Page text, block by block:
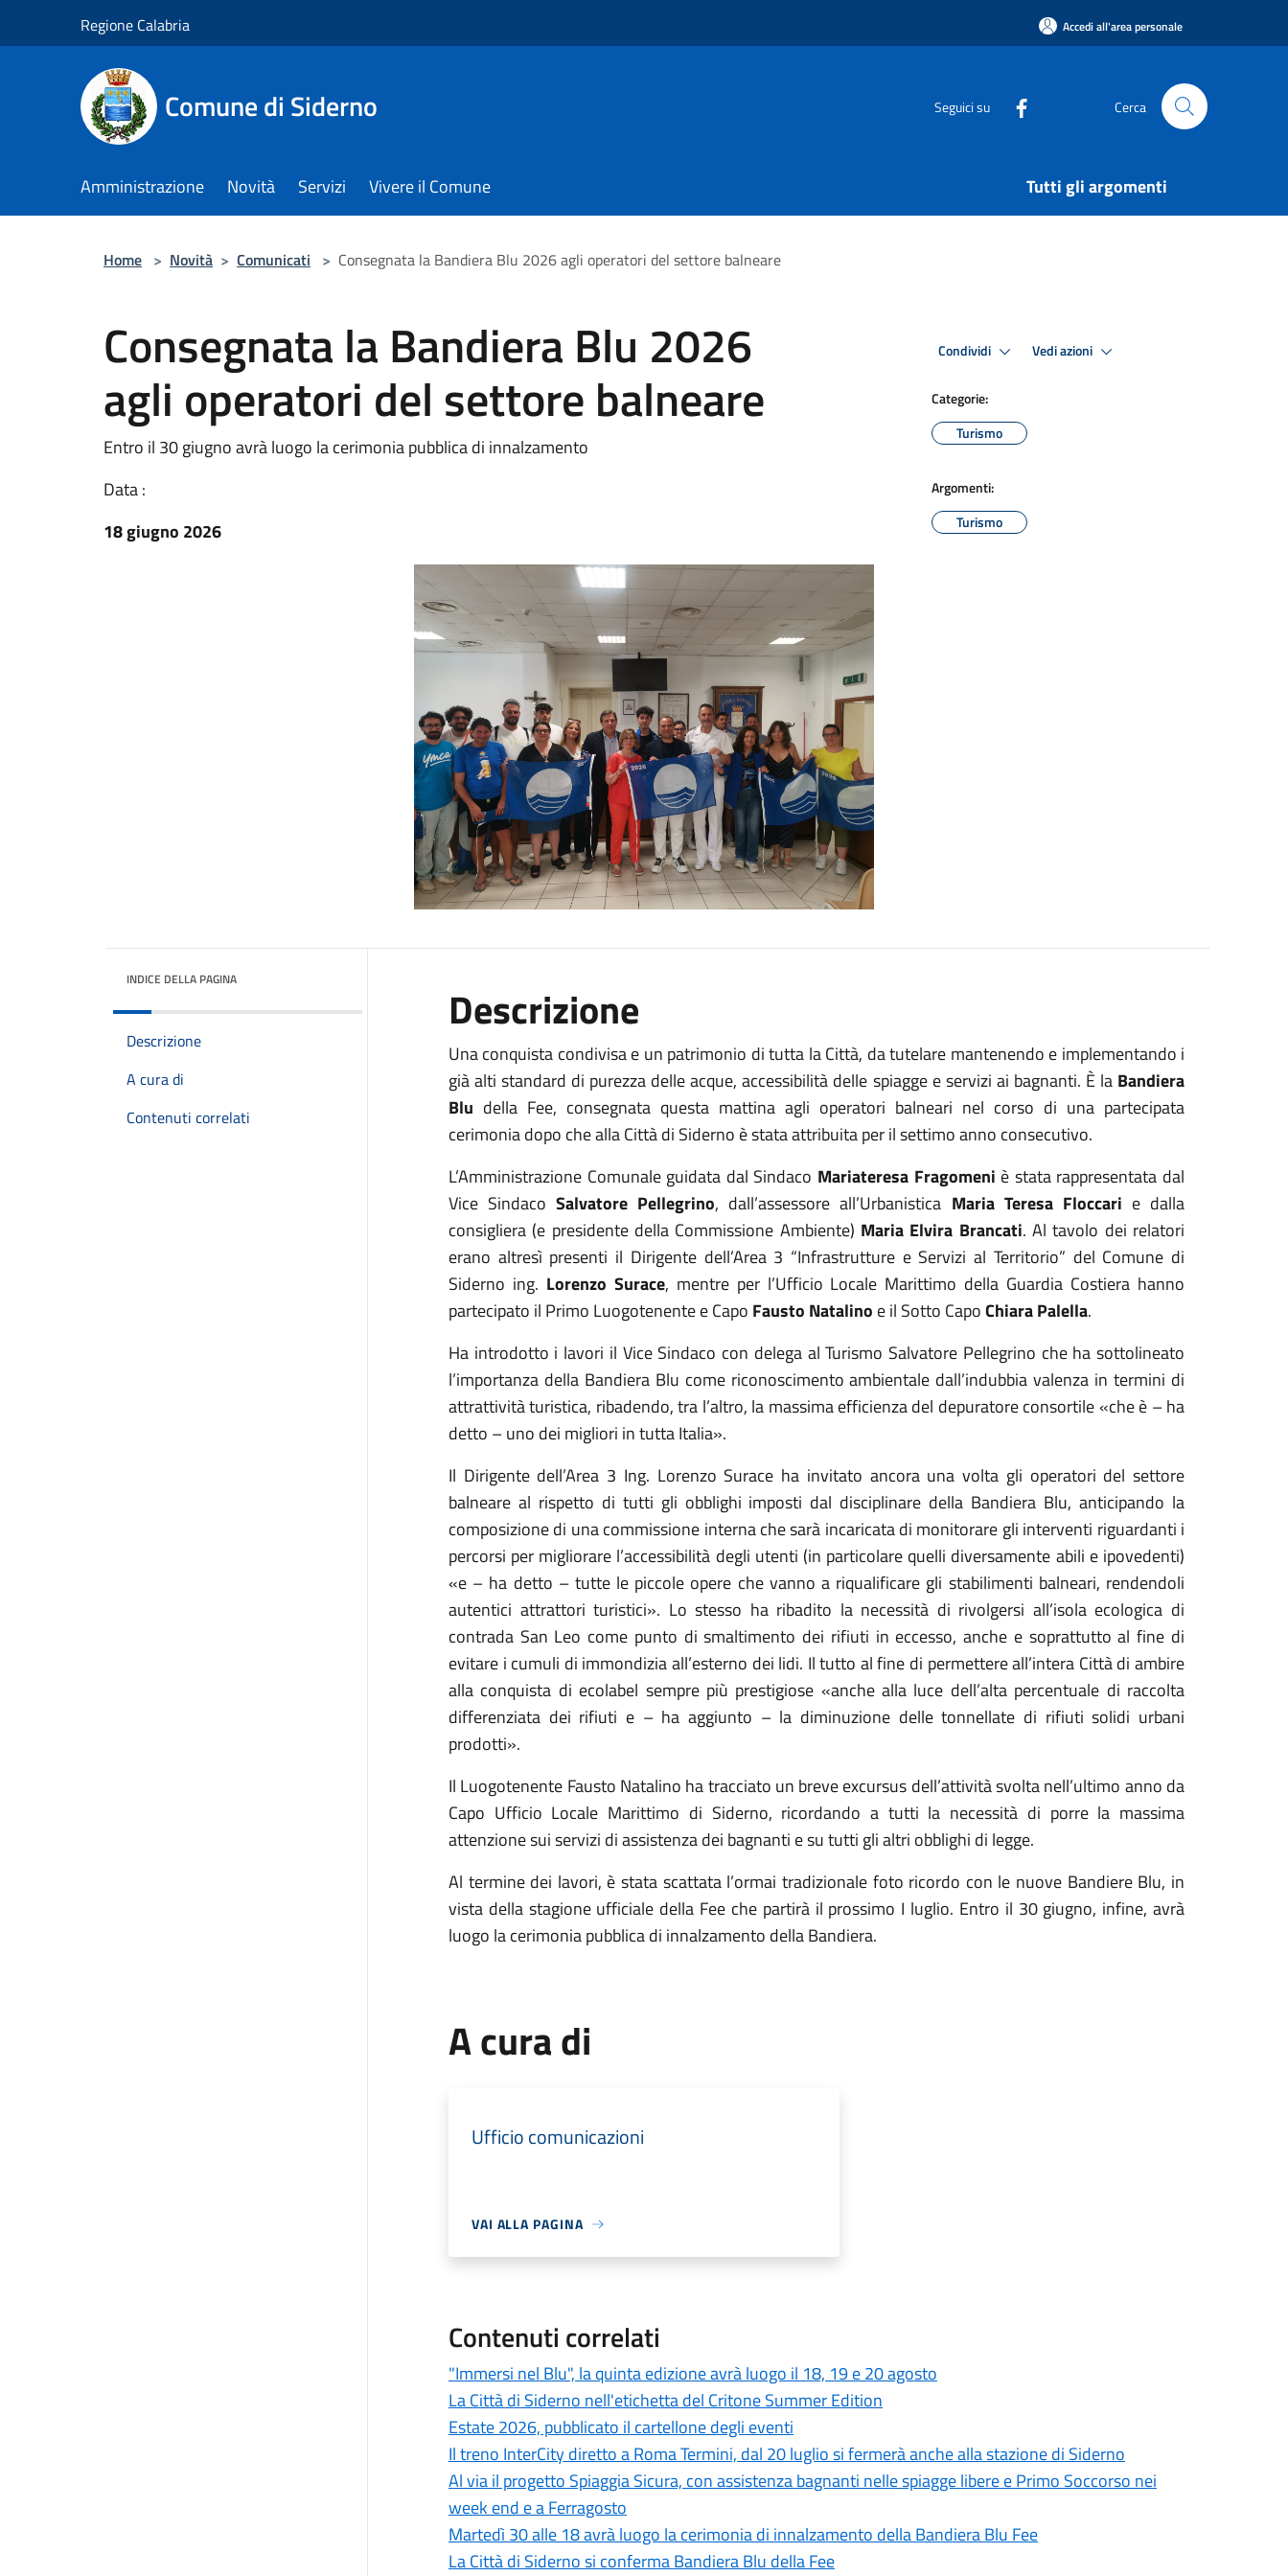
Regione Calabria Accedi all'area personale
Comune di Siderno Seguici su Cerca
Amministrazione Novità Servizi Vivere il Comune Tutti gli argomenti
Home > Novità > Comunicati > Consegnata la Bandiera Blu 2026 agli operatori del settore balneare
Consegnata la Bandiera Blu 2026
agli operatori del settore balneare
Entro il 30 giugno avrà luogo la cerimonia pubblica di innalzamento
Data :
18 giugno 2026
Condividi Vedi azioni
Categorie:
Turismo
Argomenti:
Turismo
INDICE DELLA PAGINA
Descrizione
A cura di
Contenuti correlati
Descrizione
Una conquista condivisa e un patrimonio di tutta la Città, da tutelare mantenendo e implementando i
già alti standard di purezza delle acque, accessibilità delle spiagge e servizi ai bagnanti. È la Bandiera
Blu della Fee, consegnata questa mattina agli operatori balneari nel corso di una partecipata
cerimonia dopo che alla Città di Siderno è stata attribuita per il settimo anno consecutivo.
L’Amministrazione Comunale guidata dal Sindaco Mariateresa Fragomeni è stata rappresentata dal
Vice SindacoSalvatore Pellegrino, dall’assessore all’Urbanistica Maria Teresa Floccari e dalla
consigliera (e presidente della Commissione Ambiente) Maria Elvira Brancati. Al tavolo dei relatori
erano altresì presenti il Dirigente dell’Area 3 “Infrastrutture e Servizi al Territorio” del Comune di
Siderno ing. Lorenzo Surace, mentre per l’Ufficio Locale Marittimo della Guardia Costiera hanno
partecipato il Primo Luogotenente e Capo Fausto Natalino e il Sotto CapoChiara Palella.
Ha introdotto i lavori il Vice Sindaco con delega al Turismo Salvatore Pellegrino che ha sottolineato
l’importanza della Bandiera Blu come riconoscimento ambientale dall’indubbia valenza in termini di
attrattività turistica, ribadendo, tra l’altro, la massima efficienza del depuratore consortile«che è – ha
detto – uno dei migliori in tutta Italia».
Il Dirigente dell’Area 3 Ing. Lorenzo Surace ha invitato ancora una volta gli operatori del settore
balneare al rispetto di tutti gli obblighi imposti dal disciplinare della Bandiera Blu, anticipando la
composizione di una commissione interna che sarà incaricata di monitorare gli interventi riguardanti i
percorsi per migliorare l’accessibilità degli utenti (in particolare quelli diversamente abili e ipovedenti)
«e – ha detto – tutte le piccole opere che vanno a riqualificare gli stabilimenti balneari, rendendoli
autentici attrattori turistici». Lo stesso ha ribadito la necessità di rivolgersi all’isola ecologica di
contrada San Leo come punto di smaltimento dei rifiuti in eccesso, anche e soprattutto al fine di
evitare i cumuli di immondizia all’esterno dei lidi. Il tutto al fine di permettere all’intera Città di ambire
alla conquista di ecolabel sempre più prestigiose «anche alla luce dell’alta percentuale di raccolta
differenziata dei rifiuti e – ha aggiunto – la diminuzione delle tonnellate di rifiuti solidi urbani
prodotti».
Il Luogotenente Fausto Natalino ha tracciato un breve excursus dell’attività svolta nell’ultimo anno da
Capo Ufficio Locale Marittimo di Siderno, ricordando a tutti la necessità di porre la massima
attenzione sui servizi di assistenza dei bagnanti e su tutti gli altri obblighi di legge.
Al termine dei lavori, è stata scattata l’ormai tradizionale foto ricordo con le nuove Bandiere Blu, in
vista della stagione ufficiale della Fee che partirà il prossimo I luglio. Entro il 30 giugno, infine, avrà
luogo la cerimonia pubblica di innalzamento della Bandiera.
A cura di
Ufficio comunicazioni
VAI ALLA PAGINA
Contenuti correlati
"Immersi nel Blu", la quinta edizione avrà luogo il 18, 19 e 20 agosto
La Città di Siderno nell'etichetta del Critone Summer Edition
Estate 2026, pubblicato il cartellone degli eventi
Il treno InterCity diretto a Roma Termini, dal 20 luglio si fermerà anche alla stazione di Siderno
Al via il progetto Spiaggia Sicura, con assistenza bagnanti nelle spiagge libere e Primo Soccorso nei
week end e a Ferragosto
Martedì 30 alle 18 avrà luogo la cerimonia di innalzamento della Bandiera Blu Fee
La Città di Siderno si conferma Bandiera Blu della Fee